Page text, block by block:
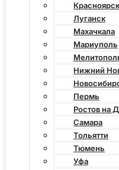
Красноярск
Луганск
Махачкала
Мариуполь
Нижний
Пермь
Ростов на
Самара
Тольятти
Тюмень
Уфа